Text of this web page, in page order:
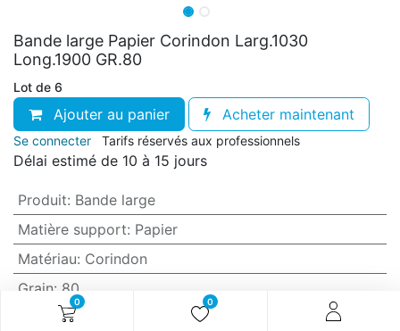
0 0
Bande large Papier Corindon Larg.1030
Long.1900 GR.80
Lot de 6
Ajouter au panier Acheter maintenant
Se connecter Tarifs réservés aux professionnels
Délai estimé de 10 à 15 jours
Produit: Bande large
Matière support: Papier
Matériau: Corindon
Grain: 80
Anti-encrassement
Non (standard)